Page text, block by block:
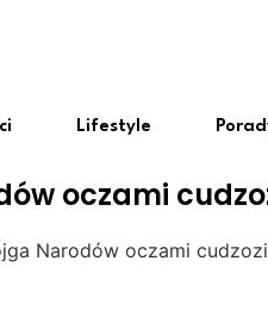
Lifestyle
oczami
Narodów oczami